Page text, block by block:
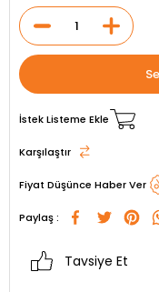
İstek Listeme Ekle
Karşılaştır
Fiyat Düşünce Haber Ver
Paylaş :
Tavsiye Et